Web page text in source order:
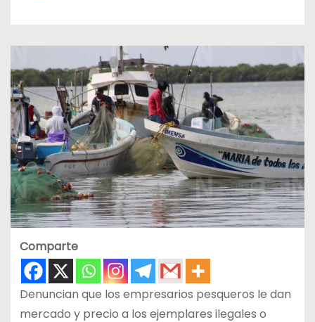
Comparte
Denuncian que los empresarios pesqueros le dan
mercado y precio a los ejemplares ilegales o